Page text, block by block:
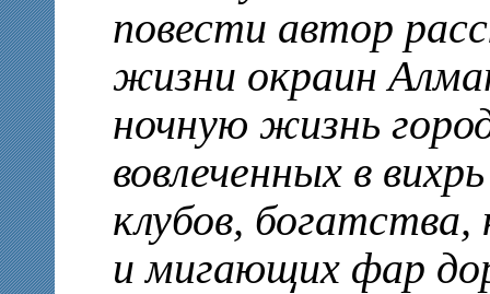
повести автор
жизни окраин
ночную жизнь
вовлеченных в
клубов,
и мигающих фар